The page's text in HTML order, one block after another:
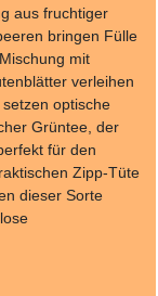
aus fruchtiger
bringen Fülle
mit
verleihen
optische
Grüntee, der
für den
Zipp-Tüte
dieser Sorte